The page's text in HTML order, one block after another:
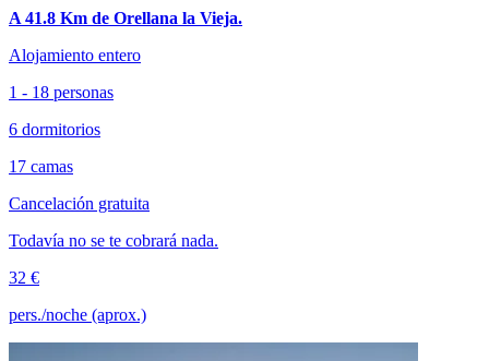
A 41.8 Km de Orellana la Vieja.
Alojamiento entero
1 - 18 personas
6 dormitorios
17 camas
Cancelación gratuita
Todavía no se te cobrará nada.
32 €
pers./noche (aprox.)